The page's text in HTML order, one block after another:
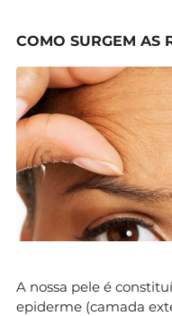
COMO SURGEM AS
A nossa pele é
epiderme (camada